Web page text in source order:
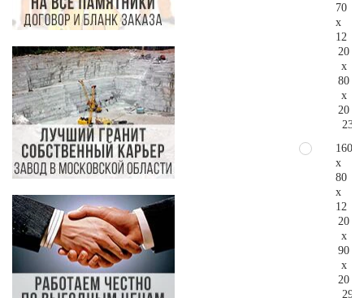
70
x
12
20
x
80
x
20
160
x
80
x
12
20
x
90
x
20